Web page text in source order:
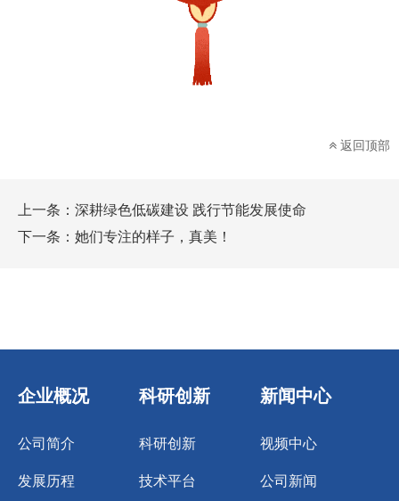
返回顶部
上一条： 深耕绿色低碳建设 践行节能发展使命
下一条： 她们专注的样子，真美！
企业概况
公司简介
发展历程
科研创新
科研创新
技术平台
新闻中心
视频中心
公司新闻